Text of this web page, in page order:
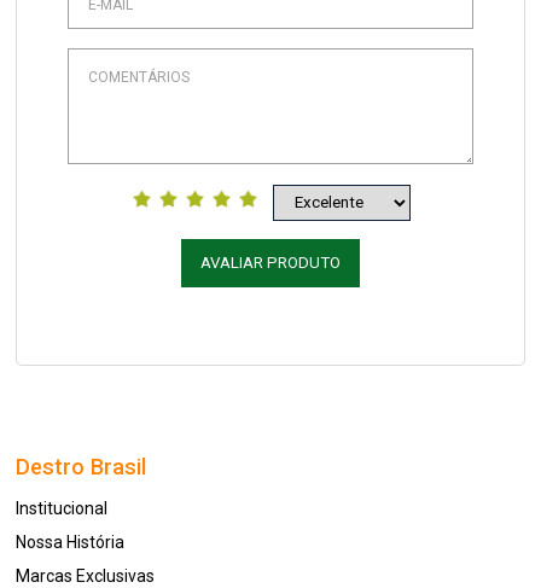
AVALIAR PRODUTO
Destro Brasil
Institucional
Nossa História
Marcas Exclusivas